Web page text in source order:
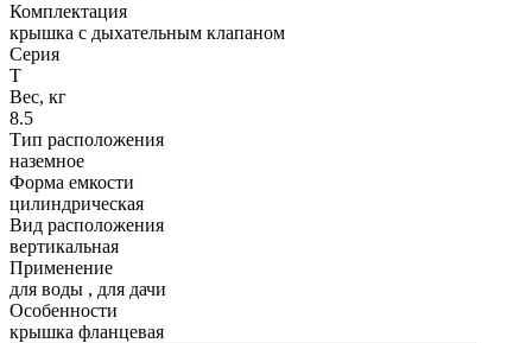
Комплектация
крышка с дыхательным клапаном
Серия
Т
Вес, кг
8.5
Тип расположения
наземное
Форма емкости
цилиндрическая
Вид расположения
вертикальная
Применение
для воды , для дачи
Особенности
крышка фланцевая